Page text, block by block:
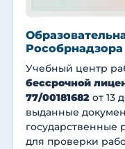
Рособрнадзора
Учебный центр
бессрочной
77/00181682 от 13
выданные
государственные
для проверки